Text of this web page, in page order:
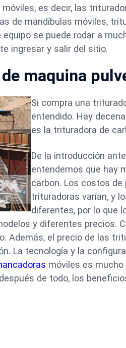
es decir, las
de mandíbulas móviles,
se puede rodar a
ingresar y salir del sitio.
maquina
Si compra una
entendido. Hay
es la trituradora de
De la introducción
entendemos que hay
carbon. Los costos
trituradoras varían, y
diferentes, por lo que
y diferentes precios.
Además, el precio de las
La tecnología y la
móviles es
de todo, los